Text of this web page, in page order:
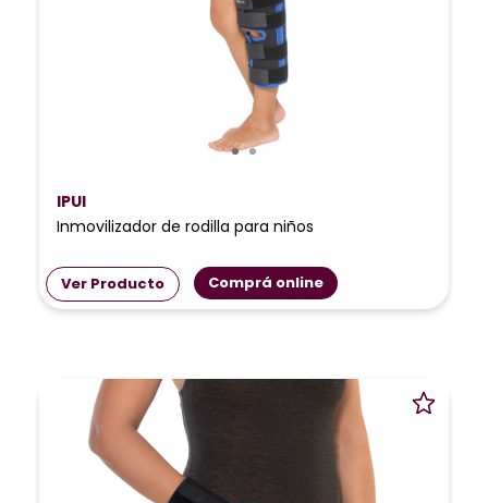
IPUI
Inmovilizador de rodilla para niños
Ver Producto Comprá online